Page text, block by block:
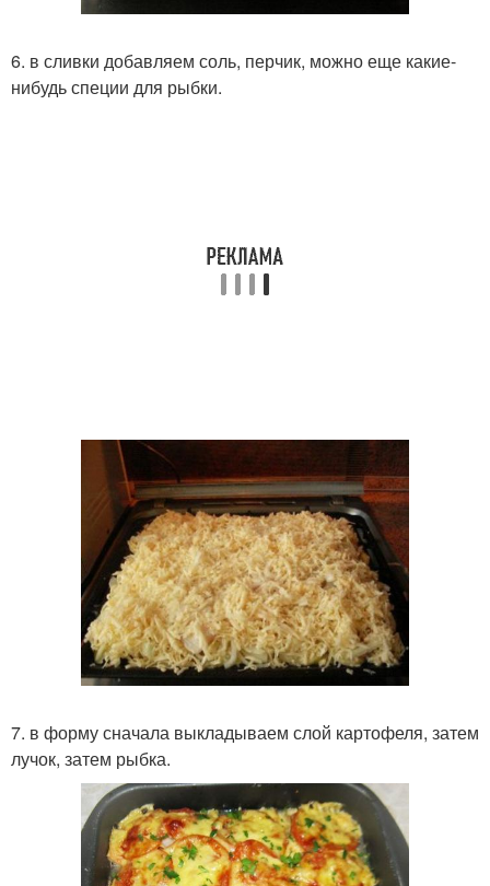
6. в сливки добавляем соль, перчик, можно еще какие-
нибудь специи для рыбки.
7. в форму сначала выкладываем слой картофеля, затем
лучок, затем рыбка.